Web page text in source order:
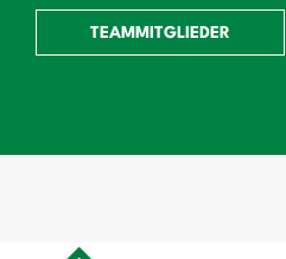
TEAMMITGLIEDER